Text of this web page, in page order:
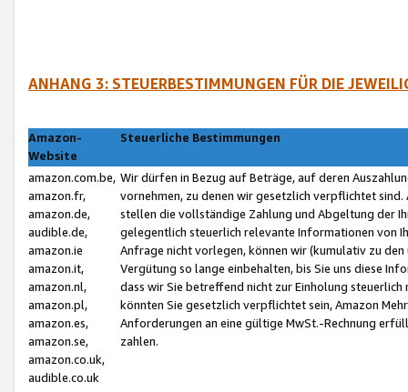
ANHANG 3: STEUERBESTIMMUNGEN FÜR DIE
Amazon-
Website
Steuerliche Bestimmungen
amazon.com.be,
amazon.fr,
amazon.de,
audible.de,
amazon.ie
amazon.it,
amazon.nl,
amazon.pl,
amazon.es,
amazon.se,
amazon.co.uk,
audible.co.uk
Wir dürfen in Bezug auf Beträge, auf deren
vornehmen, zu denen wir gesetzlich verpflichtet
stellen die vollständige Zahlung und Abgeltung der
gelegentlich steuerlich relevante Informationen von
Anfrage nicht vorlegen, können wir (kumulativ zu
Vergütung so lange einbehalten, bis Sie uns diese
dass wir Sie betreffend nicht zur Einholung
könnten Sie gesetzlich verpflichtet sein, Amazon
Anforderungen an eine gültige MwSt.-Rechnung
zahlen.